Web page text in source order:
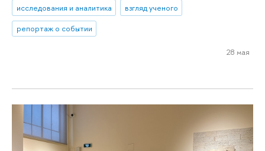
исследования и аналитика
взгляд ученого
репортаж о событии
28 мая